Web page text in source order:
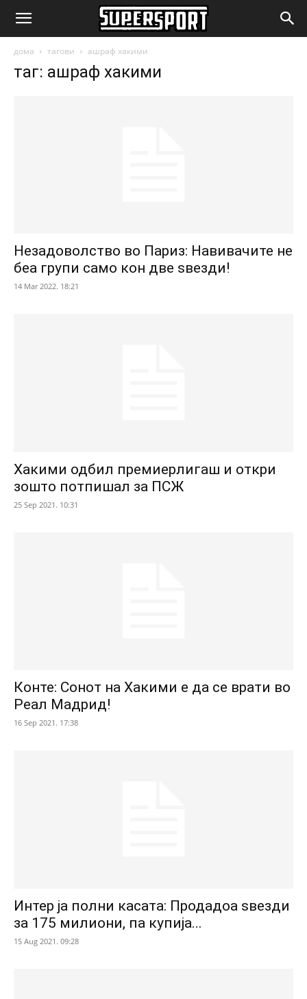
SuperSport.mk
дома тагови ашраф хакими
таг: ашраф хакими
Незадоволство во Париз: Навивачите не
беа групи само кон две ѕвезди!
14 Mar 2022. 18:21
Хакими одбил премиерлигаш и откри
зошто потпишал за ПСЖ
25 Sep 2021. 10:31
Конте: Сонот на Хакими е да се врати во
Реал Мадрид!
16 Sep 2021. 17:38
Интер ја полни касата: Продадоа ѕвезди
за 175 милиони, па купија...
15 Aug 2021. 09:28